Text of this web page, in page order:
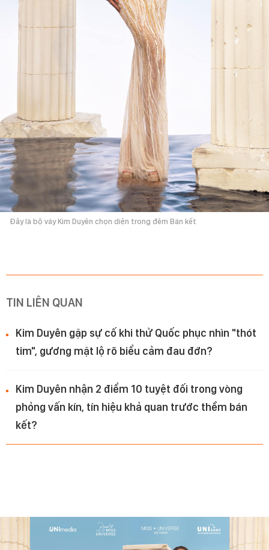
Đây là bộ váy Kim Duyên chọn diện trong đêm Bán kết
TIN LIÊN QUAN
Kim Duyên gặp sự cố khi thử Quốc phục nhìn "thót
tim", gương mặt lộ rõ biểu cảm đau đớn?
Kim Duyên nhận 2 điểm 10 tuyệt đối trong vòng
phỏng vấn kín, tín hiệu khả quan trước thềm bán
kết?